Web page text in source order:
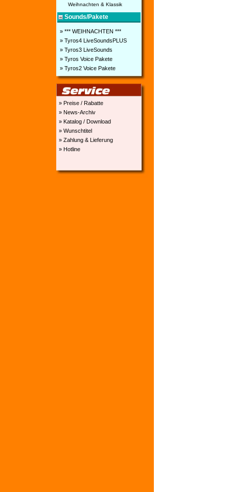
Weihnachten & Klassik
Sounds/Pakete
» *** WEIHNACHTEN ***
» Tyros4 LiveSoundsPLUS
» Tyros3 LiveSounds
» Tyros Voice Pakete
» Tyros2 Voice Pakete
» Preise / Rabatte
» News-Archiv
» Katalog / Download
» Wunschtitel
» Zahlung & Lieferung
» Hotline